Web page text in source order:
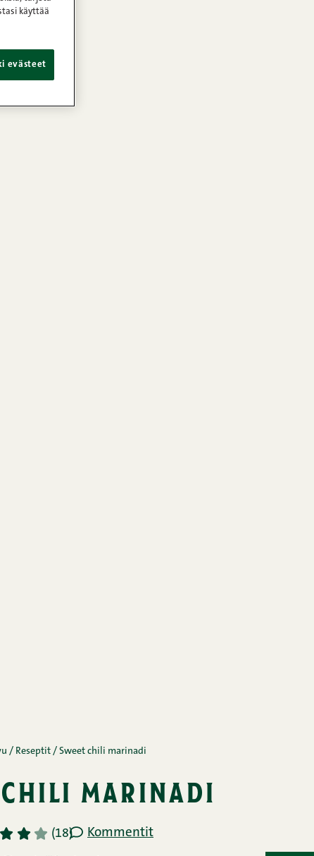
/ Reseptit / Sweet chili marinadi
marinadi
3 4 5 (18) Kommentit
käyttää
evästeet